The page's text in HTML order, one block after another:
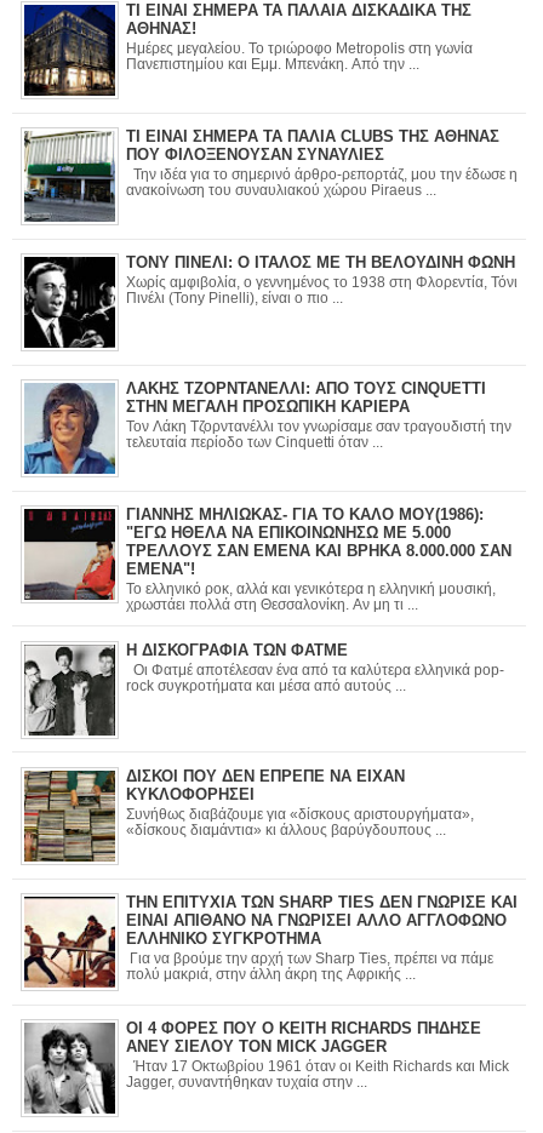
ΤΙ ΕΙΝΑΙ ΣΗΜΕΡΑ ΤΑ ΠΑΛΑΙΑ ΔΙΣΚΑΔΙΚΑ ΤΗΣ
ΑΘΗΝΑΣ!
Ημέρες μεγαλείου. Το τριώροφο Metropolis στη γωνία
Πανεπιστημίου και Εμμ. Μπενάκη. Από την ...
ΤΙ ΕΙΝΑΙ ΣΗΜΕΡΑ ΤΑ ΠΑΛΙΑ CLUBS ΤΗΣ ΑΘΗΝΑΣ
ΠΟΥ ΦΙΛΟΞΕΝΟΥΣΑΝ ΣΥΝΑΥΛΙΕΣ
Την ιδέα για το σημερινό άρθρο-ρεπορτάζ, μου την έδωσε η
ανακοίνωση του συναυλιακού χώρου Piraeus ...
ΤΟΝΥ ΠΙΝΕΛΙ: Ο ΙΤΑΛΟΣ ΜΕ ΤΗ ΒΕΛΟΥΔΙΝΗ ΦΩΝΗ
Χωρίς αμφιβολία, ο γεννημένος το 1938 στη Φλορεντία, Τόνι
Πινέλι (Tony Pinelli), είναι ο πιο ...
ΛΑΚΗΣ ΤΖΟΡΝΤΑΝΕΛΛΙ: ΑΠΟ ΤΟΥΣ CINQUETTI
ΣΤΗΝ ΜΕΓΑΛΗ ΠΡΟΣΩΠΙΚΗ ΚΑΡΙΕΡΑ
Τον Λάκη Τζορντανέλλι τον γνωρίσαμε σαν τραγουδιστή την
τελευταία περίοδο των Cinquetti όταν ...
ΓΙΑΝΝΗΣ ΜΗΛΙΩΚΑΣ- ΓΙΑ ΤΟ ΚΑΛΟ ΜΟΥ(1986):
"ΕΓΩ ΗΘΕΛΑ ΝΑ ΕΠΙΚΟΙΝΩΝΗΣΩ ΜΕ 5.000
ΤΡΕΛΛΟΥΣ ΣΑΝ ΕΜΕΝΑ ΚΑΙ ΒΡΗΚΑ 8.000.000 ΣΑΝ
ΕΜΕΝΑ"!
Το ελληνικό ροκ, αλλά και γενικότερα η ελληνική μουσική,
χρωστάει πολλά στη Θεσσαλονίκη. Αν μη τι ...
Η ΔΙΣΚΟΓΡΑΦΙΑ ΤΩΝ ΦΑΤΜΕ
Οι Φατμέ αποτέλεσαν ένα από τα καλύτερα ελληνικά pop-
rock συγκροτήματα και μέσα από αυτούς ...
ΔΙΣΚΟΙ ΠΟΥ ΔΕΝ ΕΠΡΕΠΕ ΝΑ ΕΙΧΑΝ
ΚΥΚΛΟΦΟΡΗΣΕΙ
Συνήθως διαβάζουμε για «δίσκους αριστουργήματα»,
«δίσκους διαμάντια» κι άλλους βαρύγδουπους ...
ΤΗΝ ΕΠΙΤΥΧΙΑ ΤΩΝ SHARP TIES ΔΕΝ ΓΝΩΡΙΣΕ ΚΑΙ
ΕΙΝΑΙ ΑΠΙΘΑΝΟ ΝΑ ΓΝΩΡΙΣΕΙ ΑΛΛΟ ΑΓΓΛΟΦΩΝΟ
ΕΛΛΗΝΙΚΟ ΣΥΓΚΡΟΤΗΜΑ
Για να βρούμε την αρχή των Sharp Ties, πρέπει να πάμε
πολύ μακριά, στην άλλη άκρη της Αφρικής ...
ΟΙ 4 ΦΟΡΕΣ ΠΟΥ Ο KEITH RICHARDS ΠΗΔΗΣΕ
ΑΝΕΥ ΣΙΕΛΟΥ ΤΟΝ MICK JAGGER
Ήταν 17 Οκτωβρίου 1961 όταν οι Keith Richards και Mick
Jagger, συναντήθηκαν τυχαία στην ...